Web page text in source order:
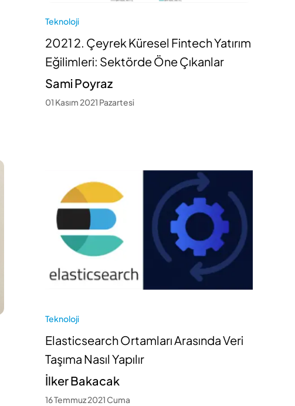
Teknoloji
2021 2. Çeyrek Küresel Fintech Yatırım
Eğilimleri: Sektörde Öne Çıkanlar
Sami Poyraz
01 Kasım 2021 Pazartesi
Teknoloji
Elasticsearch Ortamları Arasında Veri
Taşıma Nasıl Yapılır
İlker Bakacak
16 Temmuz 2021 Cuma